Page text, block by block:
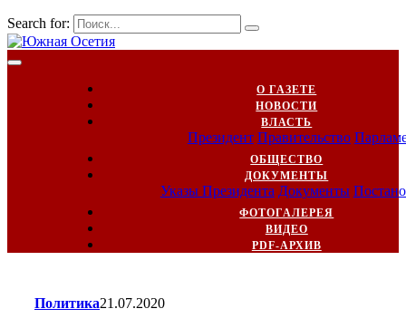
Search for:
О ГАЗЕТЕ
НОВОСТИ
ВЛАСТЬ
Президент Правительство
ОБЩЕСТВО
ДОКУМЕНТЫ
Указы Президента Документы
ФОТОГАЛЕРЕЯ
ВИДЕО
PDF-АРХИВ
Политика21.07.2020